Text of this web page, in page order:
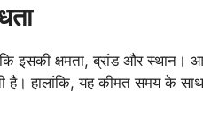
इसकी क्षमता, ब्रांड और स्थान।
है। हालांकि, यह कीमत समय के